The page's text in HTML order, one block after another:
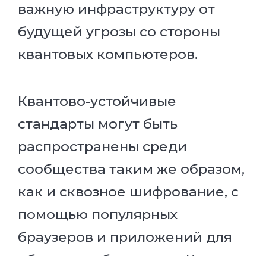
важную инфраструктуру от
будущей угрозы со стороны
квантовых компьютеров.
Квантово-устойчивые
стандарты могут быть
распространены среди
сообщества таким же образом,
как и сквозное шифрование, с
помощью популярных
браузеров и приложений для